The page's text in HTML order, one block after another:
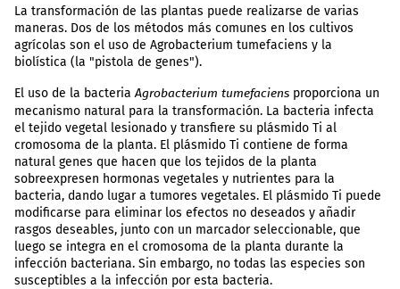
La transformación de las plantas puede realizarse de varias
maneras. Dos de los métodos más comunes en los cultivos
agrícolas son el uso de Agrobacterium tumefaciens y la
biolística (la "pistola de genes").
El uso de la bacteriaAgrobacterium tumefaciens proporciona un
mecanismo natural para la transformación. La bacteria infecta
el tejido vegetal lesionado y transfiere su plásmido Ti al
cromosoma de la planta. El plásmido Ti contiene de forma
natural genes que hacen que los tejidos de la planta
sobreexpresen hormonas vegetales y nutrientes para la
bacteria, dando lugar a tumores vegetales. El plásmido Ti puede
modificarse para eliminar los efectos no deseados y añadir
rasgos deseables, junto con un marcador seleccionable, que
luego se integra en el cromosoma de la planta durante la
infección bacteriana. Sin embargo, no todas las especies son
susceptibles a la infección por esta bacteria.